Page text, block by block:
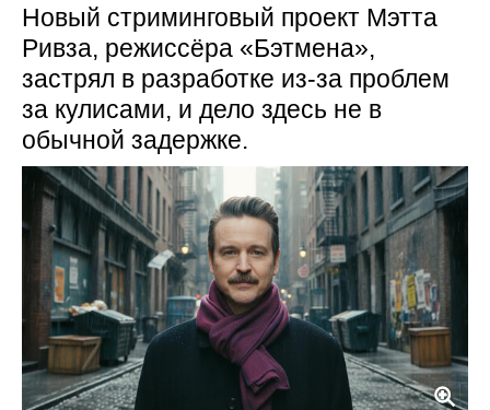
Новый стриминговый проект Мэтта
Ривза, режиссёра «Бэтмена»,
застрял в разработке из-за проблем
за кулисами, и дело здесь не в
обычной задержке.